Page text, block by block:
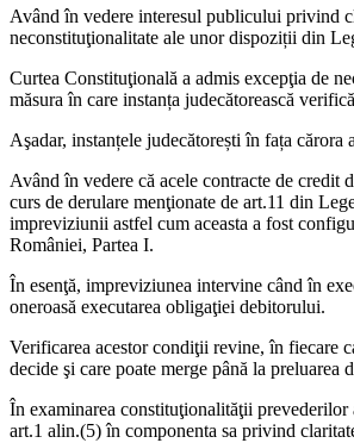
Având în vedere interesul publicului privind
neconstituţionalitate ale unor dispoziții din
Curtea Constituţională a admis excepţia de
măsura în care instanța judecătorească
Aşadar, instanțele judecătorești în fața
Având în vedere că acele contracte de
curs de derulare menţionate de art.11 din
impreviziunii astfel cum aceasta a fost
României, Partea I.
În esenţă, impreviziunea intervine când în
oneroasă executarea obligaţiei debitorului.
Verificarea acestor condiţii revine, în fiecare
decide şi care poate merge până la
În examinarea constituţionalităţii prevederilor
art.1 alin.(5) în componenta sa privind